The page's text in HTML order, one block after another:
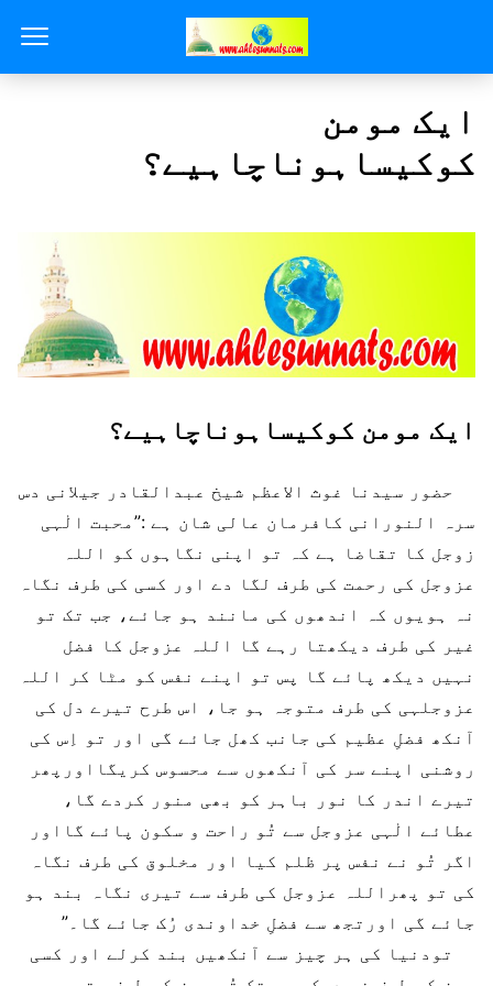
ایک مومن
کوکیساہوناچاہیے؟
ایک مومن کوکیساہوناچاہیے؟
حضور سیدنا غوث الاعظم شیخ عبدالقادر جیلانی دس
سرہ النورانی کافرمان عالی شان ہے :”محبت الٰہی
زوجل کا تقاضا ہے کہ تو اپنی نگاہوں کو اللہ
عزوجل کی رحمت کی طرف لگا دے اور کسی کی طرف نگاہ
نہ ہویوں کہ اندھوں کی مانند ہو جائے، جب تک تو
غیر کی طرف دیکھتا رہے گا اللہ عزوجل کا فضل
نہیں دیکھ پائے گا پس تو اپنے نفس کو مٹا کر اللہ
عزوجلہی کی طرف متوجہ ہو جا، اس طرح تیرے دل کی
آنکھ فضلِ عظیم کی جانب کھل جائے گی اور تو اِس کی
روشنی اپنے سر کی آنکھوں سے محسوس کریگااورپھر
تیرے اندر کا نور باہر کو بھی منور کردے گا،
عطائے الٰہی عزوجل سے تُو راحت و سکون پائے گااور
اگر تُو نے نفس پر ظلم کیا اور مخلوق کی طرف نگاہ
کی تو پھراللہ عزوجل کی طرف سے تیری نگاہ بند ہو
جائے گی اورتجھ سے فضلِ خداوندی رُک جائے گا۔”
تودنیا کی ہر چیز سے آنکھیں بند کرلے اور کسی